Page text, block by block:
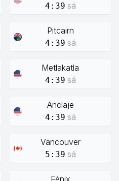
4:39 sá
Pitcairn
4:39 sá
Metlakatla
4:39 sá
Anclaje
4:39 sá
Vancouver
5:39 sá
Fénix